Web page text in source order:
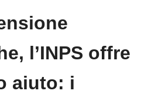
l’INPS offre
aiuto: i